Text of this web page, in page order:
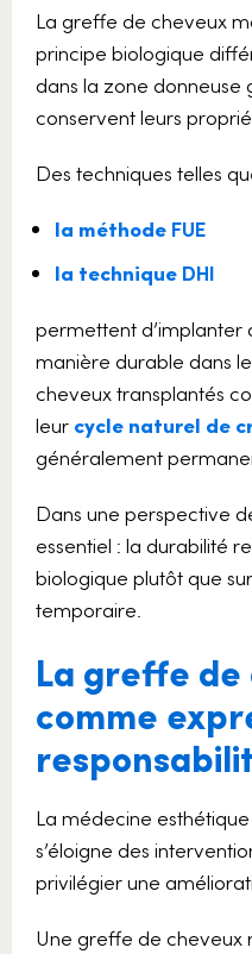
La greffe de cheveux
principe biologique
dans la zone donneuse
conservent leurs
Des techniques telles
la méthode FUE
la technique DHI
permettent d’implanter
manière durable dans
cheveux transplantés
leur cycle naturel de
généralement
Dans une perspective
essentiel : la durabilité
biologique plutôt que
temporaire.
La greffe
comme
La médecine
s’éloigne des
privilégier une
Une greffe de cheveux